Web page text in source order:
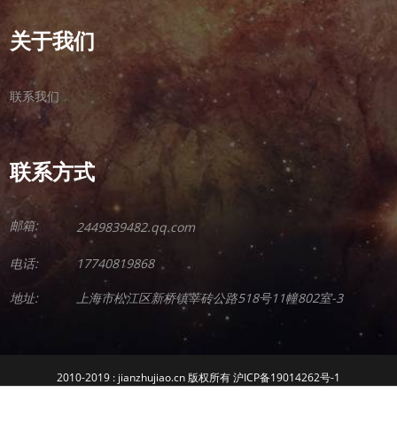
关于我们
联系我们
联系方式
邮箱: 2449839482.qq.com
电话: 17740819868
地址: 上海市松江区新桥镇莘砖公路518号11幢802室-3
2010-2019 : jianzhujiao.cn 版权所有 沪ICP备19014262号-1